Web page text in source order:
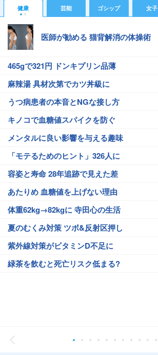
健康 芸能 ゴシップ 女子
医師が勧める 猫背解消の体操術
465gで321円 ドンキプリン品薄
麻辣湯 具材次第でカツ丼級に
うつ病患者の本音とNGな接し方
キノコで血糖値スパイクを防ぐ
メンタルに良い影響を与える趣味
「モテるためのヒント」326人に
容姿と寿命 28年追跡で見えた差
あたりめ 血糖値を上げない理由
体重62kg→82kgに 寺田心の生活
夏のむくみ対策 ツボ&反射区押し
紫外線対策がビタミンD不足に
緑茶を飲むと死亡リスク低まる?